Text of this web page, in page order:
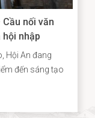
nối văn
nhập
Hội An đang
đến sáng tạo
tục được lan